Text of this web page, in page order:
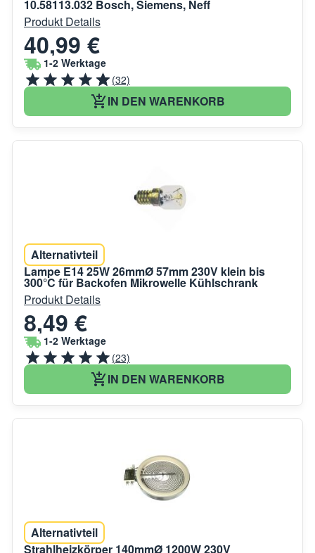
10.58113.032 Bosch, Siemens, Neff
Produkt Details
40,99 €
1-2 Werktage
(32)
IN DEN WARENKORB
Alternativteil
Lampe E14 25W 26mmØ 57mm 230V klein bis
300°C für Backofen Mikrowelle Kühlschrank
Produkt Details
8,49 €
1-2 Werktage
(23)
IN DEN WARENKORB
Alternativteil
Strahlheizkörper 140mmØ 1200W 230V